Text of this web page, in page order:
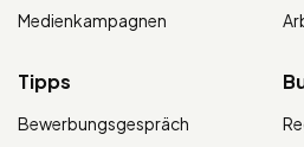
Medienkampagnen
Tipps
Bewerbungsgespräch